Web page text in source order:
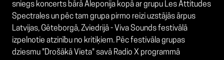
sniegs koncerts bārā Aleponija kopā ar grupu Les Attitudes
Spectrales un pēc tam grupa pirmo reizi uzstājās ārpus
Latvijas, Gēteborgā, Zviedrijā - Viva Sounds festivālā
izpelnotie atzinību no kritiķiem. Pēc festivāla grupas
dziesmu "Drošākā Vieta" savā Radio X programmā